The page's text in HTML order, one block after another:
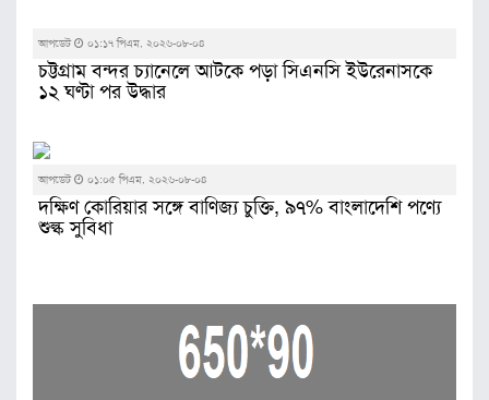
আপডেট ০১:১৭ পিএম, ২০২৬-০৮-০৪
চট্টগ্রাম বন্দর চ্যানেলে আটকে পড়া সিএনসি ইউরেনাসকে
১২ ঘণ্টা পর উদ্ধার
আপডেট ০১:০৫ পিএম, ২০২৬-০৮-০৪
দক্ষিণ কোরিয়ার সঙ্গে বাণিজ্য চুক্তি, ৯৭% বাংলাদেশি পণ্যে
শুল্ক সুবিধা